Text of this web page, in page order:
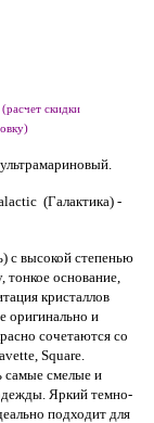
(расчет скидки
(Галактика) -
с высокой степенью
основание,
кристаллов
оригинально и
сочетаются со
Square.
самые смелые и
Яркий темно-
подходит для